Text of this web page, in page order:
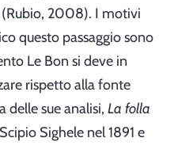
2008). I motivi
questo passaggio sono
Le Bon si deve in
rispetto alla fonte
delle sue analisi, La folla
Sighele nel 1891 e